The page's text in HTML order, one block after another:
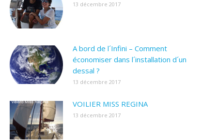
13 décembre 2017
A bord de l´Infini – Comment
économiser dans l´installation d´un
dessal ?
13 décembre 2017
VOILIER MISS REGINA
13 décembre 2017